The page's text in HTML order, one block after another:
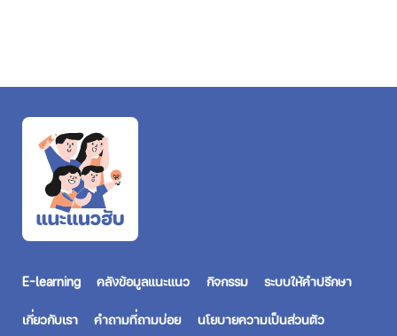
E-learning คลังข้อมูลแนะแนว กิจกรรม ระบบให้คำปรึกษา
เกี่ยวกับเรา คำถามที่ถามบ่อย นโยบายความเป็นส่วนตัว